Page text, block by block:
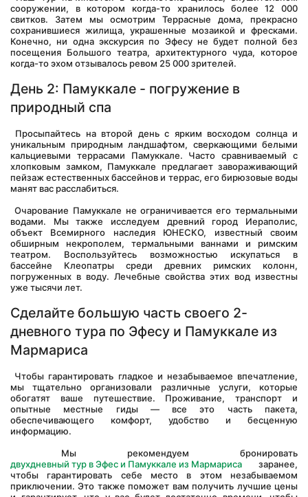
сооружении, в котором когда-то хранилось более 12 000
свитков. Затем мы осмотрим Террасные дома, прекрасно
сохранившиеся жилища, украшенные мозаикой и фресками.
Конечно, ни одна экскурсия по Эфесу не будет полной без
посещения Большого театра, архитектурного чуда, которое
когда-то эхом отзывалось ревом 25 000 зрителей.
День 2: Памуккале - погружение в
природный спа
уникальным природным ландшафтом, сверкающими белыми
кальциевыми террасами Памуккале. Часто сравниваемый с
хлопковым замком, Памуккале предлагает завораживающий
пейзаж естественных бассейнов и террас, его бирюзовые воды
манят вас расслабиться.
водами. Мы также исследуем древний город Иераполис,
объект Всемирного наследия ЮНЕСКО, известный своим
обширным некрополем, термальными ваннами и римским
театром. Воспользуйтесь возможностью искупаться в
бассейне Клеопатры среди древних римских колонн,
погруженных в воду. Лечебные свойства этих вод известны
уже тысячи лет.
Сделайте большую часть своего 2-
дневного тура по Эфесу и Памуккале из
Мармариса
мы тщательно организовали различные услуги, которые
обогатят ваше путешествие. Проживание, транспорт и
опытные местные гиды — все это часть пакета,
обеспечивающего комфорт, удобство и бесценную
информацию.
Мы рекомендуем бронировать
двухдневный тур в Эфес и Памуккале из Мармариса заранее,
чтобы гарантировать себе место в этом незабываемом
приключении. Это также поможет вам получить лучшие цены